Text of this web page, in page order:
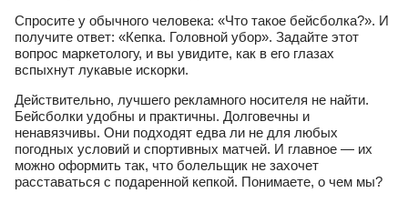
Спросите у обычного человека: «Что такое бейсболка?». И
получите ответ: «Кепка. Головной убор». Задайте этот
вопрос маркетологу, и вы увидите, как в его глазах
вспыхнут лукавые искорки.
Действительно, лучшего рекламного носителя не найти.
Бейсболки удобны и практичны. Долговечны и
ненавязчивы. Они подходят едва ли не для любых
погодных условий и спортивных матчей. И главное — их
можно оформить так, что болельщик не захочет
расставаться с подаренной кепкой. Понимаете, о чем мы?